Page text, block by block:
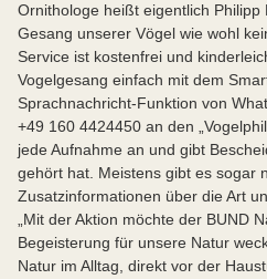
Ornithologe heißt eigentlich
Gesang unserer Vögel wie wohl
Service ist kostenfrei und
Vogelgesang einfach mit dem
Sprachnachricht-Funktion von
+49 160 4424450 an den
jede Aufnahme an und gibt
gehört hat. Meistens gibt es sogar
Zusatzinformationen über die Art
„Mit der Aktion möchte der BUND
Begeisterung für unsere Natur
Natur im Alltag, direkt vor der